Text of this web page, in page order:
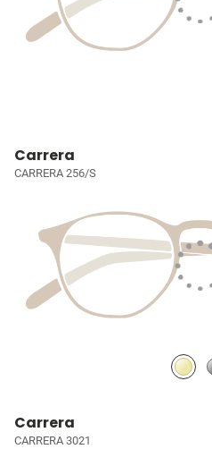
Carrera
CARRERA 256/S
Carrera
CARRERA 3021